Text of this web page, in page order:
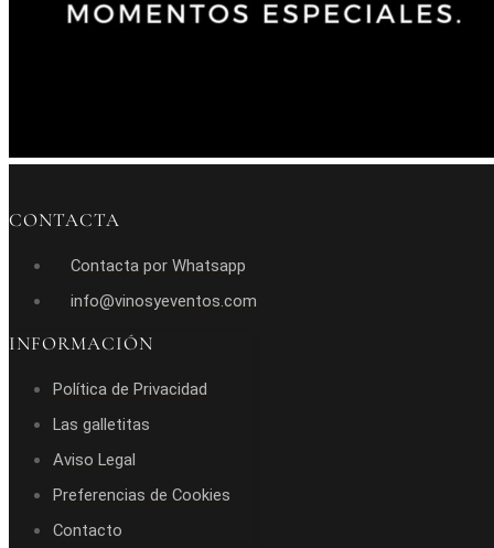
CONTACTA
Contacta por Whatsapp
info@vinosyeventos.com
INFORMACIÓN
Política de Privacidad
Las galletitas
Aviso Legal
Preferencias de Cookies
Contacto